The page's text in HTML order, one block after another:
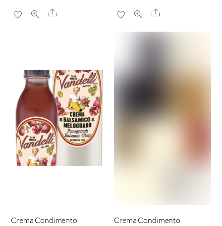
Share Share
Crema Condimento
Crema Condimento